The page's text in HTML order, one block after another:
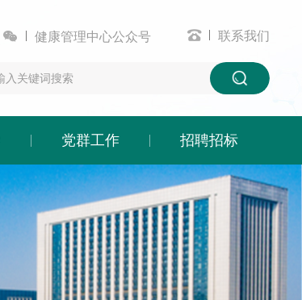
 健康管理中心公众号  联系我们
党群工作 招聘招标